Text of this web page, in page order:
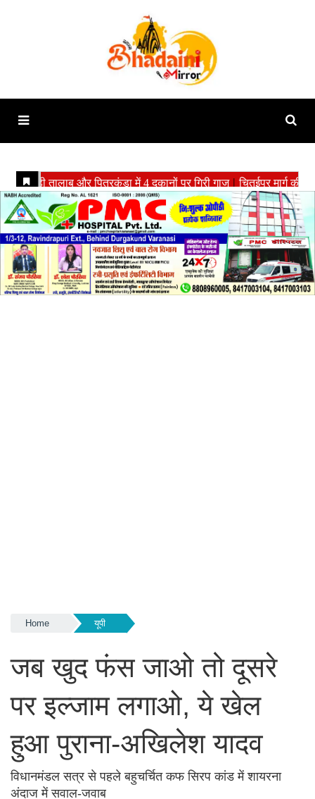
Home यूपी
जब खुद फंस जाओ तो दूसरे
पर इल्जाम लगाओ, ये खेल
हुआ पुराना-अखिलेश यादव
विधानमंडल सत्र से पहले बहुचर्चित कफ सिरप कांड में शायरना
अंदाज में सवाल-जवाब